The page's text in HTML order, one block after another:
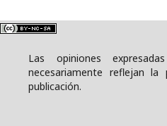
Las opiniones
necesariamente reflejan
publicación.